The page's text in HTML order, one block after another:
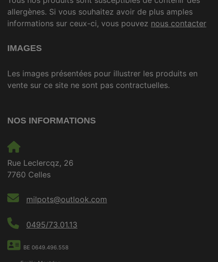
allergènes. Si vous souhaitez avoir de plus amples
informations sur ceux-ci, vous pouvez nous contacter
IMAGES
Les images présentées pour illustrer les produits en
vente sur ce site ne sont pas contractuelles.
NOS INFORMATIONS
Rue Leclercqz, 26
7760 Celles
milpots@outlook.com
0495/73.01.13
BE 0649.496.558